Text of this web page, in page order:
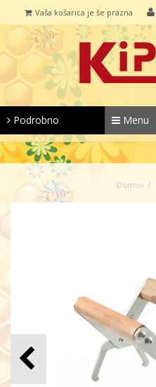
sl
Vaša košarica je še prazna
Podrobno Menu
Domov